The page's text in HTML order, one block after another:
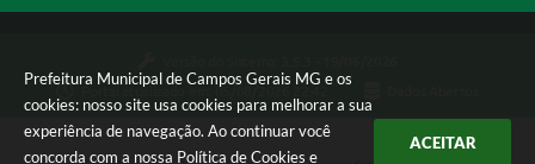
Prefeitura Municipal de Campos Gerais MG e os
cookies: nosso site usa cookies para melhorar a sua
experiência de navegação. Ao continuar você
concorda com a nossa Política de Cookies e
ACEITAR
Portal atualizado em:
05/08/2026 22:42